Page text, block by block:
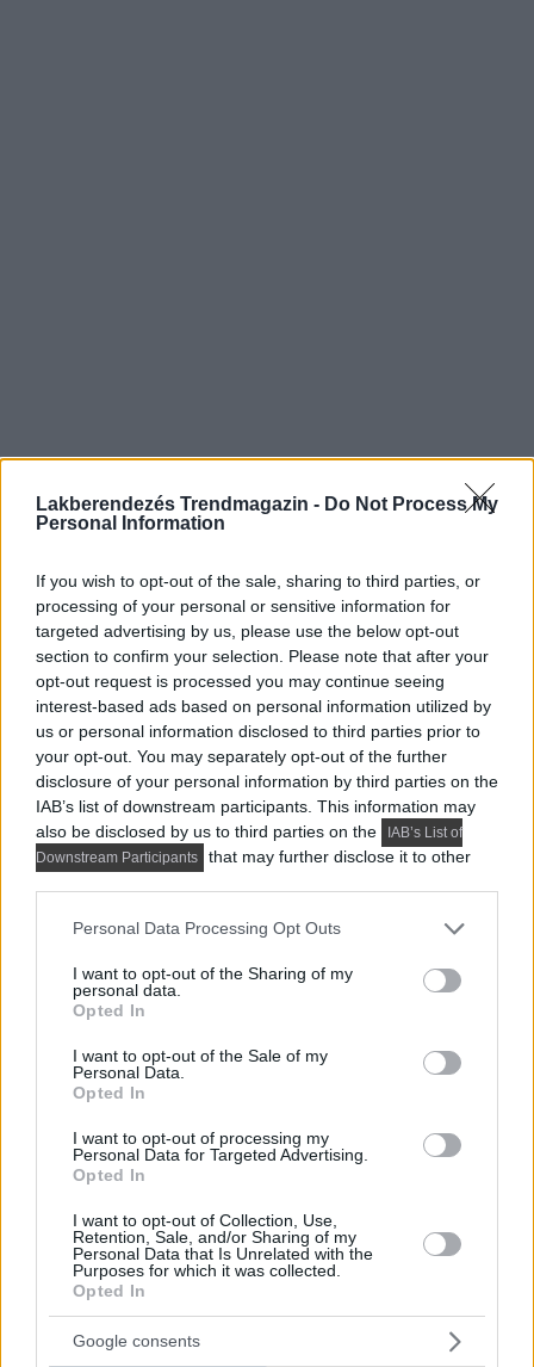
Lakberendezés Trendmagazin - Do Not Process My
Personal Information
If you wish to opt-out of the sale, sharing to third parties, or
processing of your personal or sensitive information for
targeted advertising by us, please use the below opt-out
section to confirm your selection. Please note that after your
opt-out request is processed you may continue seeing
interest-based ads based on personal information utilized by
us or personal information disclosed to third parties prior to
your opt-out. You may separately opt-out of the further
disclosure of your personal information by third parties on the
IAB’s list of downstream participants. This information may
also be disclosed by us to third parties on the
IAB’s List of
Downstream Participants
that may further disclose it to other
Please note that this website/app uses one or more Google
not limited to your visit or usage behaviour. You may click to
grant or deny consent to Google and its third-party tags to
use your data for below specified purposes in below Google
consent section.
Personal Data Processing Opt Outs
I want to opt-out of the Sharing of my
personal data.
Opted In
I want to opt-out of the Sale of my
Personal Data.
Opted In
I want to opt-out of processing my
Personal Data for Targeted Advertising.
Opted In
I want to opt-out of Collection, Use,
Retention, Sale, and/or Sharing of my
Personal Data that Is Unrelated with the
Purposes for which it was collected.
Opted In
Google consents
Előző cikk
Új textíliák a régmúlt idők varázsával | IKEA EMMIE
kollekció
Következő cikk